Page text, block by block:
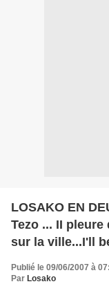
LOSAKO EN
Tezo ... II
sur la ville...I'll
Publié le 09/06/2007 à
Par Losako